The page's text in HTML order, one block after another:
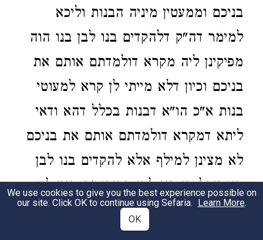
בניכם וממעטין מיניה הבנות וליכא
למימר דה"ק דלהקדים בנו לבן בנו הוה
מפיקינן ליה מקרא דולמדתם אותם את
בניכם וכיון דלא מייתי לן קרא למעוטי
בנות א"כ הו"א דבנות בכלל דהא ודאי
ליתא דמקרא דולמדתם אותם את בניכם
לא מצינן למילף אלא להקדים בנו לבן
בנו אבל בן בנו לבן חבירו זה מנין לנו
על כרחך אינו אלא מקרא דוהודעתם
We use cookies to give you the best experience possible on
our site. Click OK to continue using Sefaria. Learn More.
OK